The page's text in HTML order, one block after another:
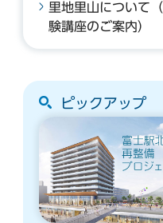
里地里山について
験講座のご案内）
ピックアップ